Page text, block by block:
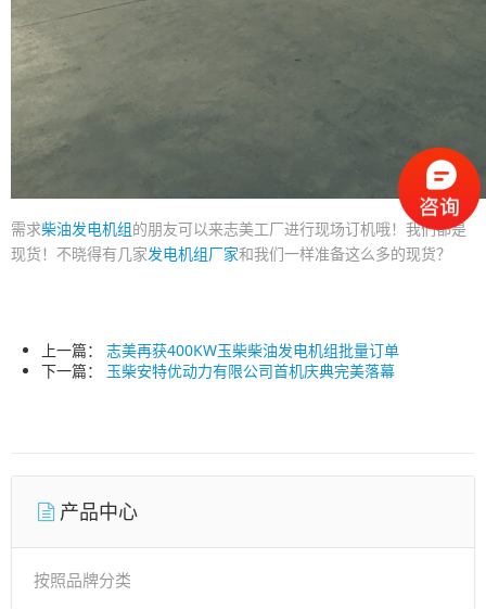
需求柴油发电机组的朋友可以来志美工厂进行现场订机哦！我们都是
现货！不晓得有几家发电机组厂家和我们一样准备这么多的现货？
上一篇： 志美再获400KW玉柴柴油发电机组批量订单
下一篇： 玉柴安特优动力有限公司首机庆典完美落幕
产品中心
按照品牌分类